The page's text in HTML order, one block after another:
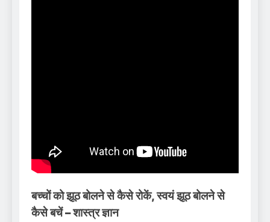
बच्चों को झूठ बोलने से कैसे रोकें, स्वयं झूठ बोलने से
कैसे बचें – शास्त्र ज्ञान